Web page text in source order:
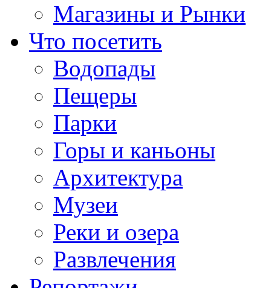
Магазины и Рынки
Что посетить
Водопады
Пещеры
Парки
Горы и каньоны
Архитектура
Музеи
Реки и озера
Развлечения